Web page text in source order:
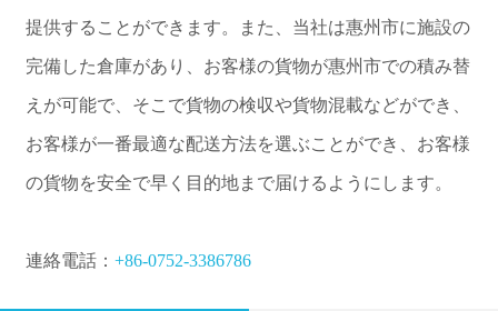
提供することができます。また、当社は惠州市に施設の
完備した倉庫があり、お客様の貨物が惠州市での積み替
えが可能で、そこで貨物の検収や貨物混載などができ、
お客様が一番最適な配送方法を選ぶことができ、お客様
の貨物を安全で早く目的地まで届けるようにします。
連絡電話： +86-0752-3386786